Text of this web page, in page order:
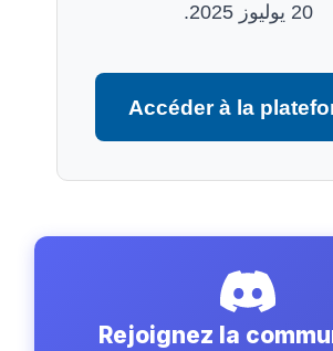
20 يوليوز 2025.
Accéder à la
Rejoignez la